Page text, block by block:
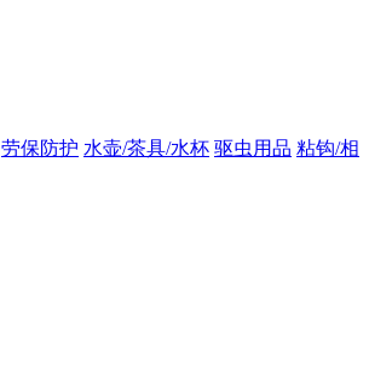
劳保防护 水壶/茶具/水杯 驱虫用品 粘钩/相